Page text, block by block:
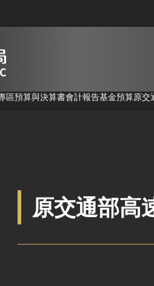
區預算與決算書會計報告基金預算原交
原交通部高